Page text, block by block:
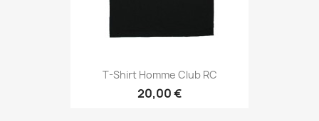
T-Shirt Homme Club RC
20,00 €